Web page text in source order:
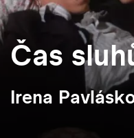
Čas
Irena